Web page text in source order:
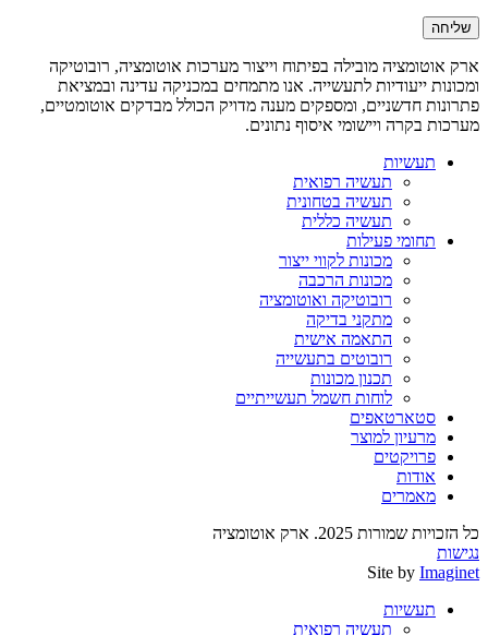
ארק אוטומציה מובילה בפיתוח וייצור מערכות אוטומציה, רובוטיקה
ומכונות ייעודיות לתעשייה. אנו מתמחים במכניקה עדינה ובמציאת
פתרונות חדשניים, ומספקים מענה מדויק הכולל מבדקים אוטומטיים,
מערכות בקרה ויישומי איסוף נתונים.
תעשיות
תעשיה רפואית
תעשיה בטחונית
תעשיה כללית
תחומי פעילות
מכונות לקווי ייצור
מכונות הרכבה
רובוטיקה ואוטומציה
מתקני בדיקה
התאמה אישית
רובוטים בתעשייה
תכנון מכונות
לוחות חשמל תעשייתיים
סטארטאפים
מרעיון למוצר
פרויקטים
אודות
מאמרים
כל הזכויות שמורות 2025. ארק אוטומציה
נגישות
Site by Imaginet
תעשיות
תעשיה רפואית